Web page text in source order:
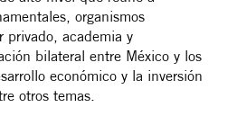
organismos
privado, academia y
bilateral entre México y los
económico y la inversión
otros temas.